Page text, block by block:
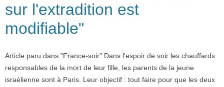
sur l'extradition est
modifiable"
Article paru dans "France-soir" Dans l'espoir de voir les chauffards
responsables de la mort de leur fille, les parents de la jeune
israélienne sont à Paris. Leur objectif : tout faire pour que les deux